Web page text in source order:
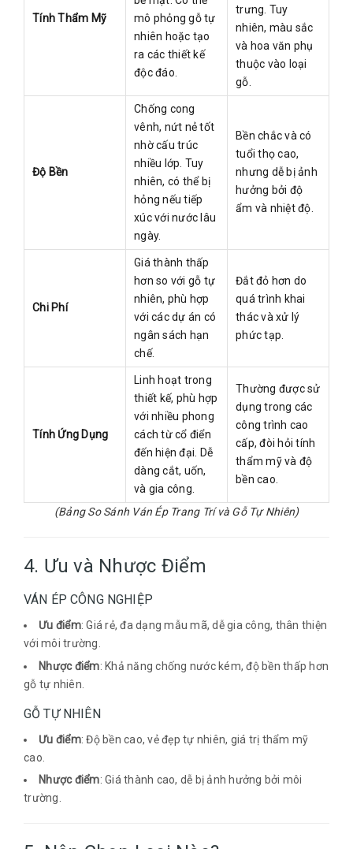
Tính Thẩm Mỹ
mô phỏng gỗ tự
nhiên hoặc tạo
ra các thiết kế
độc đáo.
trưng. Tuy
nhiên, màu sắc
và hoa văn phụ
thuộc vào loại
gỗ.
Độ Bền
Chống cong
vênh, nứt nẻ tốt
nhờ cấu trúc
nhiều lớp. Tuy
nhiên, có thể bị
hỏng nếu tiếp
xúc với nước lâu
ngày.
Bền chắc và có
tuổi thọ cao,
nhưng dễ bị ảnh
hưởng bởi độ
ẩm và nhiệt độ.
Chi Phí
Giá thành thấp
hơn so với gỗ tự
nhiên, phù hợp
với các dự án có
ngân sách hạn
chế.
Đắt đỏ hơn do
quá trình khai
thác và xử lý
phức tạp.
Tính Ứng Dụng
Linh hoạt trong
thiết kế, phù hợp
với nhiều phong
cách từ cổ điển
đến hiện đại. Dễ
dàng cắt, uốn,
và gia công.
Thường được sử
dụng trong các
công trình cao
cấp, đòi hỏi tính
thẩm mỹ và độ
bền cao.
(Bảng So Sánh Ván Ép Trang Trí và Gỗ Tự Nhiên)
4. Ưu và Nhược Điểm
VÁN ÉP CÔNG NGHIỆP
Ưu điểm: Giá rẻ, đa dạng mẫu mã, dễ gia công, thân thiện
với môi trường.
Nhược điểm: Khả năng chống nước kém, độ bền thấp hơn
gỗ tự nhiên.
GỖ TỰ NHIÊN
Ưu điểm: Độ bền cao, vẻ đẹp tự nhiên, giá trị thẩm mỹ
cao.
Nhược điểm: Giá thành cao, dễ bị ảnh hưởng bởi môi
trường.